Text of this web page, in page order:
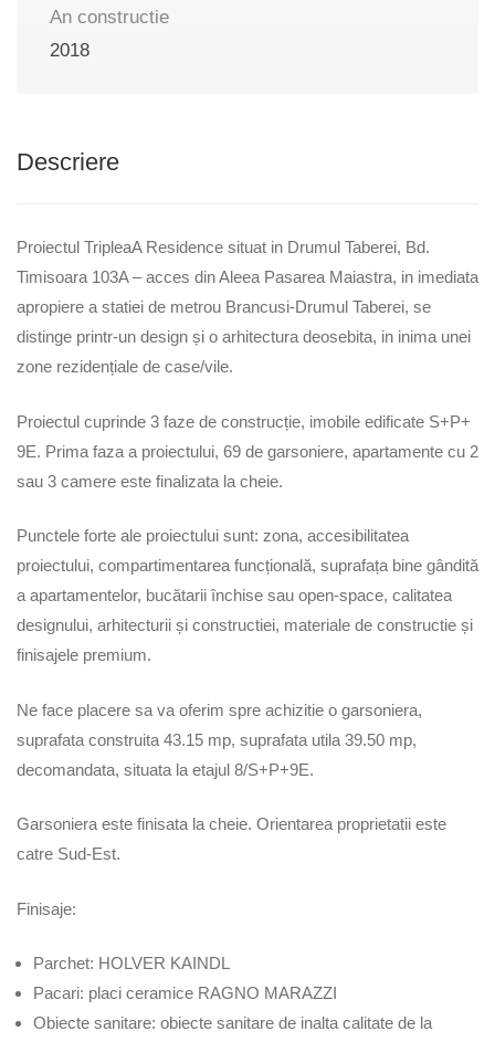
An constructie
2018
Descriere
Proiectul TripleaA Residence situat in Drumul Taberei, Bd.
Timisoara 103A – acces din Aleea Pasarea Maiastra, in imediata
apropiere a statiei de metrou Brancusi-Drumul Taberei, se
distinge printr-un design și o arhitectura deosebita, in inima unei
zone rezidențiale de case/vile.
Proiectul cuprinde 3 faze de construcție, imobile edificate S+P+
9E. Prima faza a proiectului, 69 de garsoniere, apartamente cu 2
sau 3 camere este finalizata la cheie.
Punctele forte ale proiectului sunt: zona, accesibilitatea
proiectului, compartimentarea funcțională, suprafața bine gândită
a apartamentelor, bucătarii închise sau open-space, calitatea
designului, arhitecturii și constructiei, materiale de constructie și
finisajele premium.
Ne face placere sa va oferim spre achizitie o garsoniera,
suprafata construita 43.15 mp, suprafata utila 39.50 mp,
decomandata, situata la etajul 8/S+P+9E.
Garsoniera este finisata la cheie. Orientarea proprietatii este
catre Sud-Est.
Finisaje:
Parchet: HOLVER KAINDL
Pacari: placi ceramice RAGNO MARAZZI
Obiecte sanitare: obiecte sanitare de inalta calitate de la